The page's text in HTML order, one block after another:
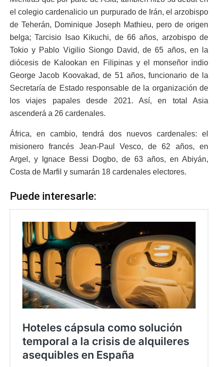
el colegio cardenalicio un purpurado de Irán, el arzobispo
de Teherán, Dominique Joseph Mathieu, pero de origen
belga; Tarcisio Isao Kikuchi, de 66 años, arzobispo de
Tokio y Pablo Vigilio Siongo David, de 65 años, en la
diócesis de Kalookan en Filipinas y el monseñor indio
George Jacob Koovakad, de 51 años, funcionario de la
Secretaría de Estado responsable de la organización de
los viajes papales desde 2021. Así, en total Asia
ascenderá a 26 cardenales.
África, en cambio, tendrá dos nuevos cardenales: el
misionero francés Jean-Paul Vesco, de 62 años, en
Argel, y Ignace Bessi Dogbo, de 63 años, en Abiyán,
Costa de Marfil y sumarán 18 cardenales electores.
Puede interesarle: